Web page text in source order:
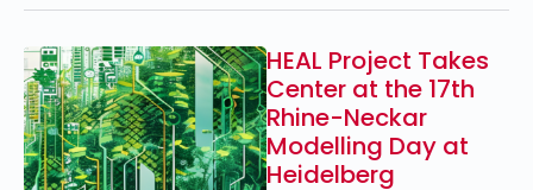
HEAL Project Takes
Center at the 17th
Rhine-Neckar
Modelling Day at
Heidelberg